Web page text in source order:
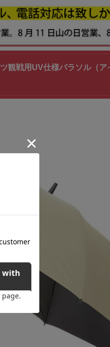
観戦用UV仕様パラソル（